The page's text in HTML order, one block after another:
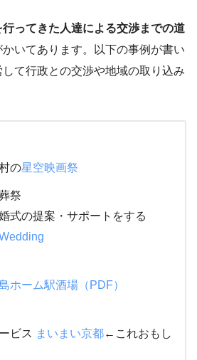
ってきた人達による交渉までの道
かいてあります。以下の事例が書い
て行政との交渉や地域の取り込み
の星空映画祭
祭
式の提案・サポートをする
ホーム駅酒場（PDF）
ビス まいまい京都←これおもし